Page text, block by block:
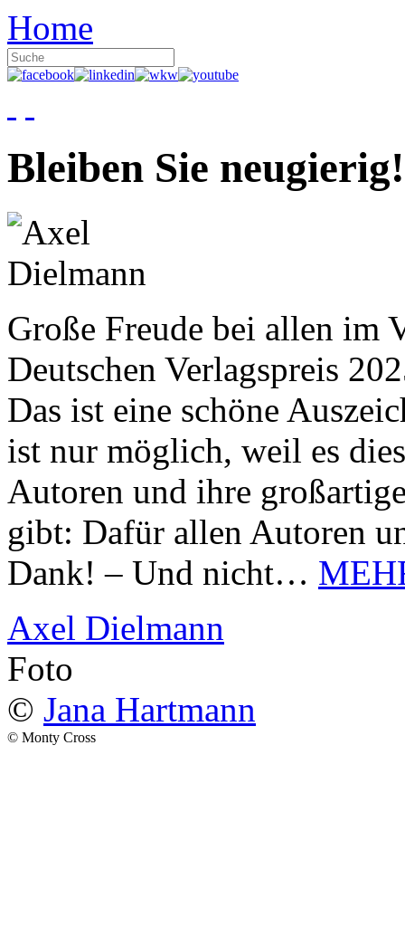
Home
Bleiben Sie neugierig!
Große Freude bei allen im
Deutschen Verlagspreis
Das ist eine schöne
ist nur möglich, weil es
Autoren und ihre
gibt: Dafür allen Autoren
Dank! – Und nicht…
Axel Dielmann
Foto
© Jana Hartmann
© Monty Cross